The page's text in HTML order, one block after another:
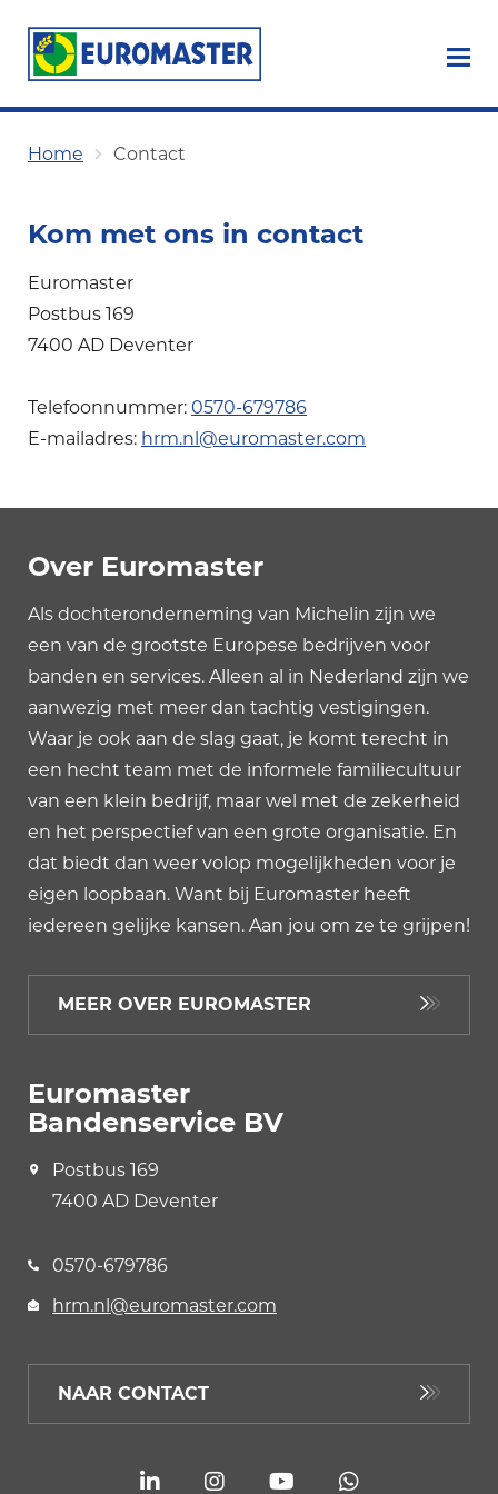
Home Contact
Kom met ons in contact
Euromaster
Postbus 169
7400 AD Deventer
Telefoonnummer: 0570-679786
E-mailadres: hrm.nl@euromaster.com
Over Euromaster
Als dochteronderneming van Michelin zijn we
een van de grootste Europese bedrijven voor
banden en services. Alleen al in Nederland zijn we
aanwezig met meer dan tachtig vestigingen.
Waar je ook aan de slag gaat, je komt terecht in
een hecht team met de informele familiecultuur
van een klein bedrijf, maar wel met de zekerheid
en het perspectief van een grote organisatie. En
dat biedt dan weer volop mogelijkheden voor je
eigen loopbaan. Want bij Euromaster heeft
iedereen gelijke kansen. Aan jou om ze te grijpen!
MEER OVER EUROMASTER
Euromaster
Bandenservice BV
Postbus 169
7400 AD Deventer
0570-679786
hrm.nl@euromaster.com
NAAR CONTACT